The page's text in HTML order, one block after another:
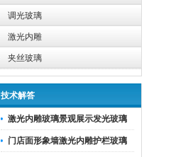
调光玻璃
激光内雕
夹丝玻璃
技术解答
激光内雕玻璃景观展示发光玻璃
门店面形象墙激光内雕护栏玻璃